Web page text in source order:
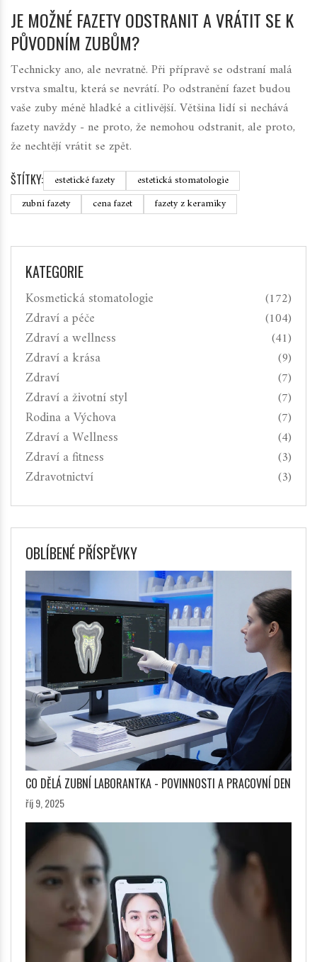
JE MOŽNÉ FAZETY ODSTRANIT A VRÁTIT SE K
PŮVODNÍM ZUBŮM?
Technicky ano, ale nevratně. Při přípravě se odstraní malá
vrstva smaltu, která se nevrátí. Po odstranění fazet budou
vaše zuby méně hladké a citlivější. Většina lidí si nechává
fazety navždy - ne proto, že nemohou odstranit, ale proto,
že nechtějí vrátit se zpět.
ŠTÍTKY: estetické fazety
estetická stomatologie
zubní fazety
cena fazet fazety z keramiky
KATEGORIE
Kosmetická stomatologie (172)
Zdraví a péče (104)
Zdraví a wellness (41)
Zdraví a krása (9)
Zdraví (7)
Zdraví a životní styl (7)
Rodina a Výchova (7)
Zdraví a Wellness (4)
Zdraví a fitness (3)
Zdravotnictví (3)
OBLÍBENÉ PŘÍSPĚVKY
CO DĚLÁ ZUBNÍ LABORANTKA - POVINNOSTI A PRACOVNÍ DEN
říj 9, 2025